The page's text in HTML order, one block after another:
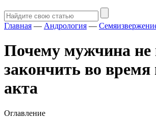
Главная — Андрология —
Почему мужчина не
закончить во время
акта
Оглавление